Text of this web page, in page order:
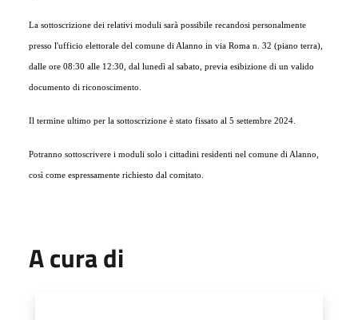
La sottoscrizione dei relativi moduli sarà possibile recandosi personalmente
presso l'ufficio elettorale del comune di Alanno in via Roma n. 32 (piano terra),
dalle ore 08:30 alle 12:30, dal lunedì al sabato, previa esibizione di un valido
documento di riconoscimento.
Il termine ultimo per la sottoscrizione è stato fissato al 5 settembre 2024.
Potranno sottoscrivere i moduli solo i cittadini residenti nel comune di Alanno,
così come espressamente richiesto dal comitato.
A cura di